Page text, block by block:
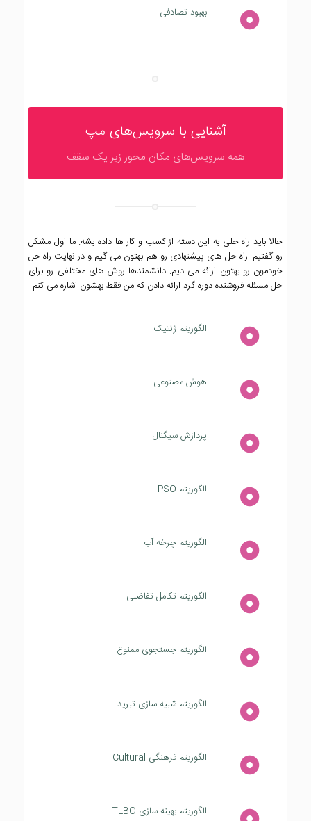
بهبود تصادفی
آشنایی با سرویس‌های مپ
همه سرویس‌های مکان محور زیر یک سقف
حالا باید راه حلی به این دسته از کسب و کار ها داده بشه. ما اول مشکل
رو گفتیم. راه حل های پیشنهادی رو هم بهتون می گیم و در نهایت راه حل
خودمون رو بهتون ارائه می دیم. دانشمندها روش های مختلفی رو برای
حل مسئله فروشنده دوره گرد ارائه دادن که من فقط بهشون اشاره می کنم.
الگوریتم ژنتیک
هوش مصنوعی
پردازش سیگنال
الگوریتم PSO
الگوریتم چرخه آب
الگوریتم تکامل تفاضلی
الگوریتم جستجوی ممنوع
الگوریتم شبیه سازی تبرید
الگوریتم فرهنگی Cultural
الگوریتم بهینه سازی TLBO